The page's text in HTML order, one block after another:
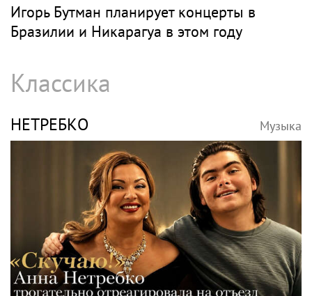
Игорь Бутман планирует концерты в
Бразилии и Никарагуа в этом году
Классика
НЕТРЕБКО Музыка